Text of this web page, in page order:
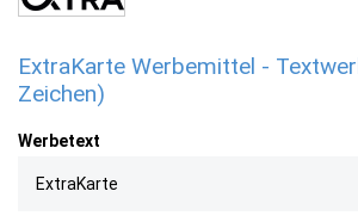
ExtraKarte Werbemittel -
Zeichen)
Werbetext
ExtraKarte